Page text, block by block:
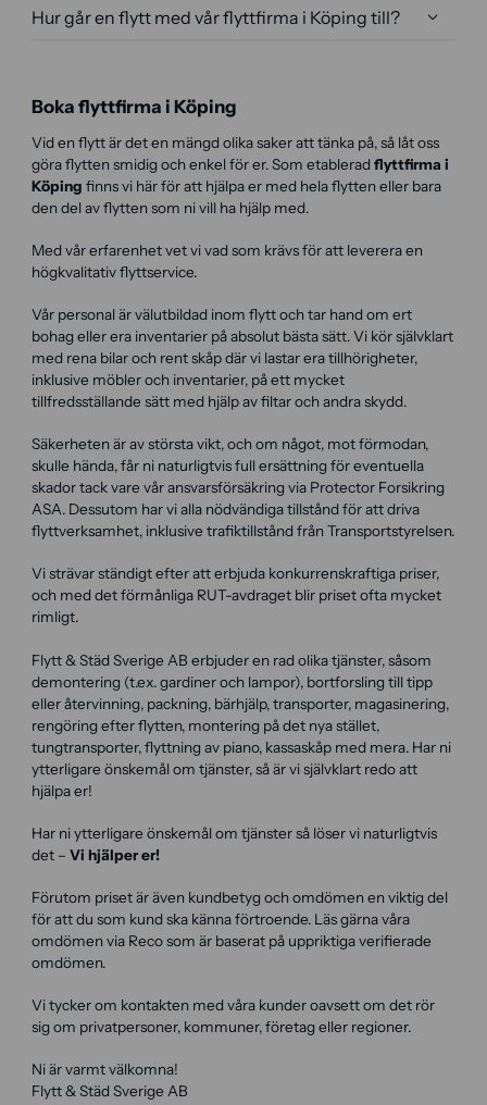
Hur går en flytt med vår flyttfirma i Köping till?
Boka flyttfirma i Köping
Vid en flytt är det en mängd olika saker att tänka på, så låt oss
göra flytten smidig och enkel för er. Som etablerad flyttfirma i
Köping finns vi här för att hjälpa er med hela flytten eller bara
den del av flytten som ni vill ha hjälp med.
Med vår erfarenhet vet vi vad som krävs för att leverera en
högkvalitativ flyttservice.
Vår personal är välutbildad inom flytt och tar hand om ert
bohag eller era inventarier på absolut bästa sätt. Vi kör självklart
med rena bilar och rent skåp där vi lastar era tillhörigheter,
inklusive möbler och inventarier, på ett mycket
tillfredsställande sätt med hjälp av filtar och andra skydd.
Säkerheten är av största vikt, och om något, mot förmodan,
skulle hända, får ni naturligtvis full ersättning för eventuella
skador tack vare vår ansvarsförsäkring via Protector Forsikring
ASA. Dessutom har vi alla nödvändiga tillstånd för att driva
flyttverksamhet, inklusive trafiktillstånd från Transportstyrelsen.
Vi strävar ständigt efter att erbjuda konkurrenskraftiga priser,
och med det förmånliga RUT-avdraget blir priset ofta mycket
rimligt.
Flytt & Städ Sverige AB erbjuder en rad olika tjänster, såsom
demontering (t.ex. gardiner och lampor), bortforsling till tipp
eller återvinning, packning, bärhjälp, transporter, magasinering,
rengöring efter flytten, montering på det nya stället,
tungtransporter, flyttning av piano, kassaskåp med mera. Har ni
ytterligare önskemål om tjänster, så är vi självklart redo att
hjälpa er!
Har ni ytterligare önskemål om tjänster så löser vi naturligtvis
det – Vi hjälper er!
Förutom priset är även kundbetyg och omdömen en viktig del
för att du som kund ska känna förtroende. Läs gärna våra
omdömen via Reco som är baserat på uppriktiga verifierade
omdömen.
Vi tycker om kontakten med våra kunder oavsett om det rör
sig om privatpersoner, kommuner, företag eller regioner.
Ni är varmt välkomna!
Flytt & Städ Sverige AB